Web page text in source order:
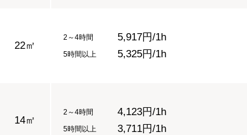
22㎡
2～4時間 5,917円/1h
5時間以上 5,325円/1h
14㎡
2～4時間 4,123円/1h
5時間以上 3,711円/1h